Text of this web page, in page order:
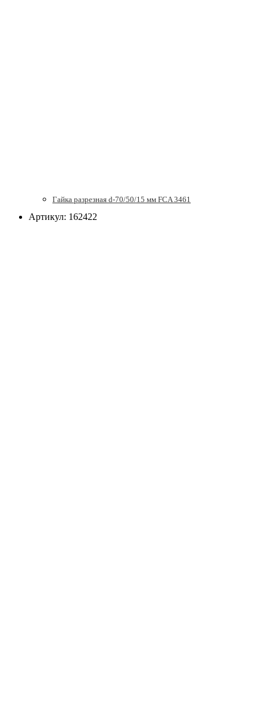
Гайка разрезная d-70/50/15 мм FCA 3461
Артикул: 162422